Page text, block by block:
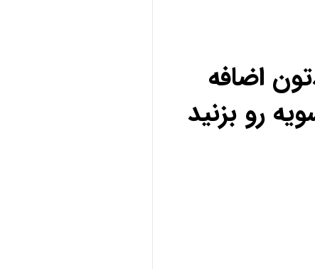
اضافه
رو بزنید